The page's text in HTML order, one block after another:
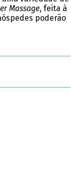
Massage, feita à
poderão